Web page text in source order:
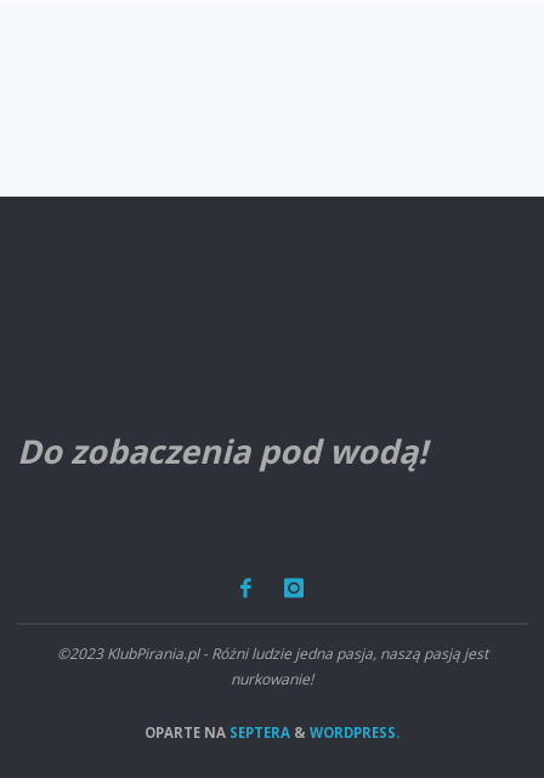
Do zobaczenia pod wodą!
©2023 KlubPirania.pl - Różni ludzie jedna pasja, naszą pasją jest
nurkowanie!
OPARTE NA SEPTERA & WORDPRESS.